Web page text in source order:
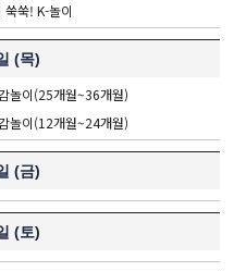
쑥! K-놀이
(목)
놀이(25개월~36개월)
놀이(12개월~24개월)
(금)
(토)